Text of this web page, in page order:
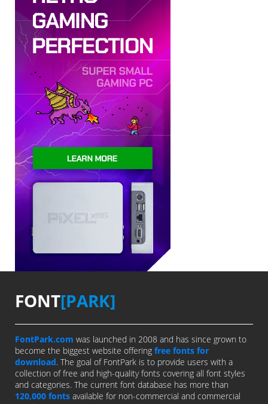
FONT[PARK]
FontPark.com was launched in 2008 and has since grown to
become the biggest website offering free fonts for
download. The goal of FontPark is to provide users with a
collection of free and high-quality fonts covering all font styles
and categories. The current font database has more than
120,000 fonts available for non-commercial and commercial